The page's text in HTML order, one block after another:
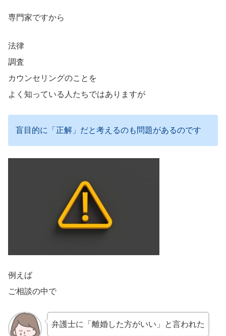
専門家ですから
法律
調査
カウンセリングのことを
よく知っている人たちではありますが
盲目的に「正解」だと考えるのも問題があるのです
例えば
ご相談の中で
弁護士に「離婚した方がいい」と言われた